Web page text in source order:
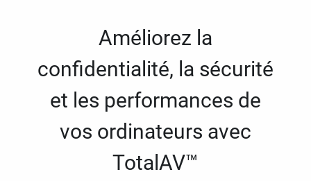
Améliorez la
confidentialité, la sécurité
et les performances de
vos ordinateurs avec
TotalAV™